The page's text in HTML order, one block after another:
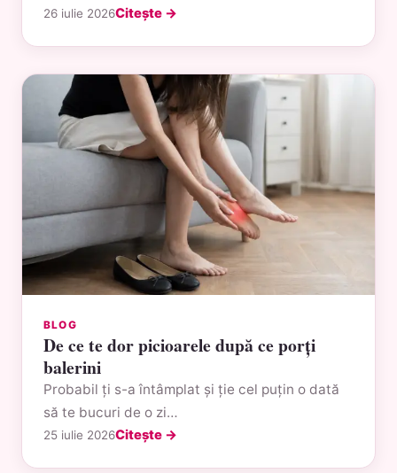
26 iulie 2026Citește →
BLOG
De ce te dor picioarele după ce porți
balerini
Probabil ți s-a întâmplat și ție cel puțin o dată
să te bucuri de o zi…
25 iulie 2026Citește →